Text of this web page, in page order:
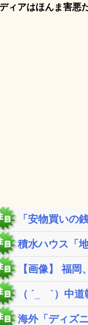
ィアはほんま害悪
「安物買いの
積水ハウス「
【画像】 福
（ ´_ゝ`）中
海外「ディズ